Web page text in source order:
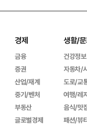
경제
금융
증권
산업/재계
중기/벤처
부동산
글로벌경제
생활/
건강정보
자동차/
도로/교
여행/레
음식/맛
패션/뷰